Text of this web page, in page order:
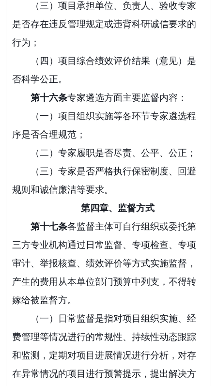
（三）项目承担单位、负责人、验收专家
是否存在违反管理规定或违背科研诚信要求的
行为；
（四）项目综合绩效评价结果（意见）是
否科学公正。
第十六条专家遴选方面主要监督内容：
（一）项目组织实施等各环节专家遴选程
序是否合理规范；
（二）专家履职是否尽责、公平、公正；
（三）专家是否严格执行保密制度、回避
规则和诚信廉洁等要求。
第四章、监督方式
第十七条各监督主体可自行组织或委托第
三方专业机构通过日常监督、专项检查、专项
审计、举报核查、绩效评价等方式实施监督，
产生的费用从本单位部门预算中列支，不得转
嫁给被监督方。
（一）日常监督是指对项目组织实施、经
费管理等情况进行的常规性、持续性动态跟踪
和监测，定期对项目进展情况进行分析，对存
在异常情况的项目进行预警提示，提出解决方